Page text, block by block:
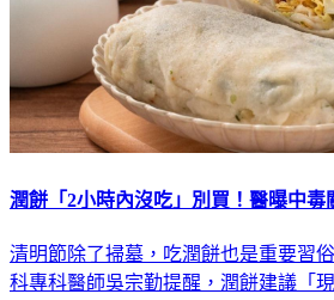
潤餅「2小時內沒吃」別買！醫曝中毒
清明節除了掃墓，吃潤餅也是重要習
科專科醫師吳宗勤提醒，潤餅建議「